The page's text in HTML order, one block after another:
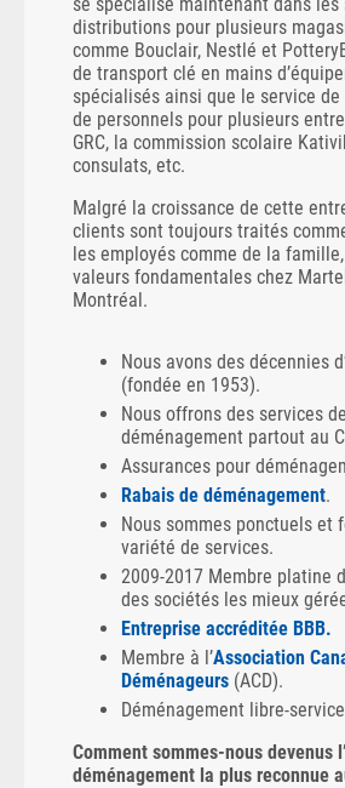
distributions pour plusieurs
comme Bouclair, Nestlé et
de transport clé en mains
spécialisés ainsi que le service
de personnels pour plusieurs
GRC, la commission scolaire
consulats, etc.
Malgré la croissance de cette
clients sont toujours traités
les employés comme de la
valeurs fondamentales chez
Montréal.
Nous avons des décennies
(fondée en 1953).
Nous offrons des services de
déménagement partout au
Assurances pour
Rabais de déménagement.
Nous sommes ponctuels et
variété de services.
2009-2017 Membre platine
des sociétés les mieux
Entreprise accréditée BBB.
Membre à l’Association
Déménageurs (ACD).
Déménagement libre-
Comment sommes-nous devenus
déménagement la plus reconnue